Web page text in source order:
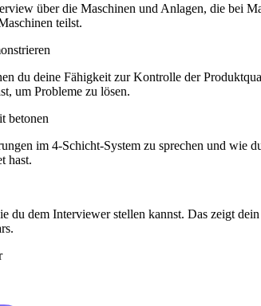
über die Maschinen und Anlagen, die bei
teilst.
du deine Fähigkeit zur Kontrolle der
um Probleme zu lösen.
betonen
im 4-Schicht-System zu sprechen und
hast.
du dem Interviewer stellen kannst. Das zeigt